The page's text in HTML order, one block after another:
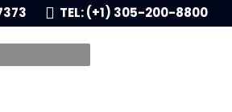
TEL: (+1) 305-200-8800